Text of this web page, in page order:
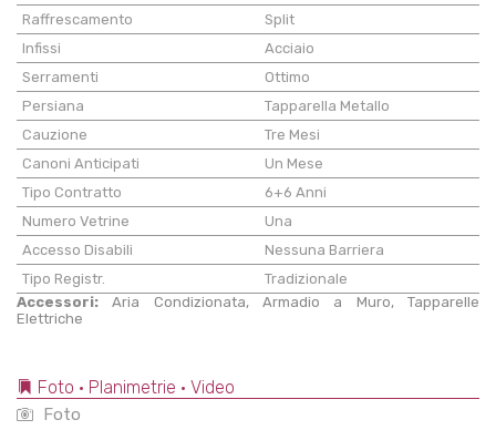
Raffrescamento
Split
Infissi
Acciaio
Serramenti
Ottimo
Persiana
Tapparella Metallo
Cauzione
Tre Mesi
Canoni Anticipati
Un Mese
Tipo Contratto
6+6 Anni
Numero Vetrine
Una
Accesso Disabili
Nessuna Barriera
Tipo Registr.
Tradizionale
Accessori: Aria Condizionata, Armadio a Muro, Tapparelle
Elettriche
Foto • Planimetrie • Video
Foto